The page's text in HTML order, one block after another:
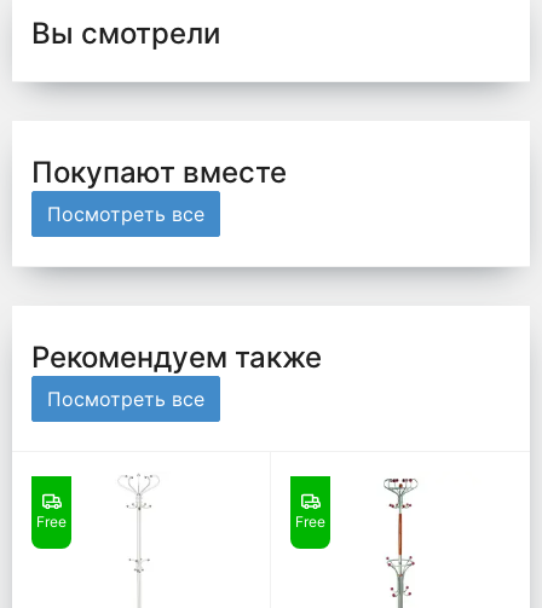
Вы смотрели
Покупают вместе
Посмотреть все
Рекомендуем также
Посмотреть все
Free Free